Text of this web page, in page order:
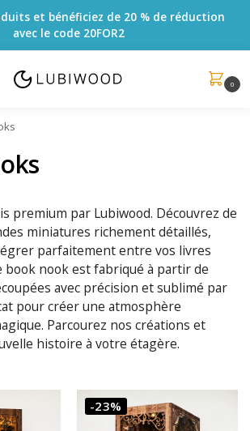
et bénéficiez de 20 % de réduction
avec le code 20FOR2
0
premium par Lubiwood. Découvrez de
miniatures richement détaillés,
parfaitement entre vos livres
book nook est fabriqué à partir de
avec précision et sublimé par
pour créer une atmosphère
Parcourez nos créations et
histoire à votre étagère.
-23%